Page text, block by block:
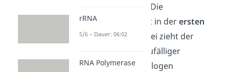
Chromosomensatz. Die
Neuverteilung findet in derersten
Anaphasestatt. Dabei zieht der
in zufälliger
Verteilung die homologen
rRNA
5/6 – Dauer: 06:02
RNA Polymerase